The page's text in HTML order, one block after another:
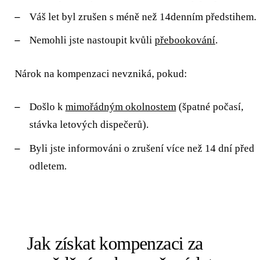
Váš let byl zrušen s méně než 14denním předstihem.
Nemohli jste nastoupit kvůli přebookování.
Nárok na kompenzaci nevzniká, pokud:
Došlo k mimořádným okolnostem(špatné počasí,
stávka letových dispečerů).
Byli jste informováni o zrušení více než 14 dní před
odletem.
Jak získat kompenzaci za